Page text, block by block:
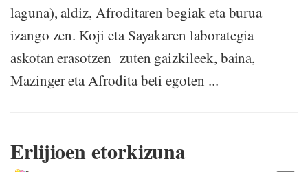
laguna), aldiz, Afroditaren begiak eta burua
izango zen. Koji eta Sayakaren laborategia
askotan erasotzen zuten gaizkileek, baina,
Mazinger eta Afrodita beti egoten ...
Erlijioen etorkizuna